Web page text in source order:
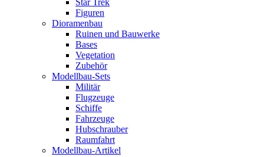
Star Trek
Figuren
Dioramenbau
Ruinen und Bauwerke
Bases
Vegetation
Zubehör
Modellbau-Sets
Militär
Flugzeuge
Schiffe
Fahrzeuge
Hubschrauber
Raumfahrt
Modellbau-Artikel